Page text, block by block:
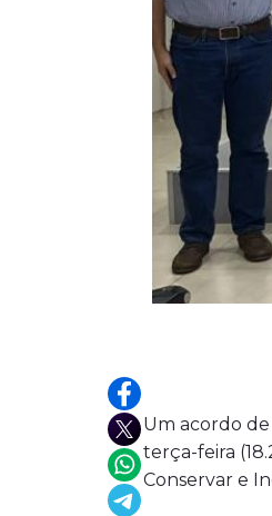
Um acordo
terça-feira
Conservar e